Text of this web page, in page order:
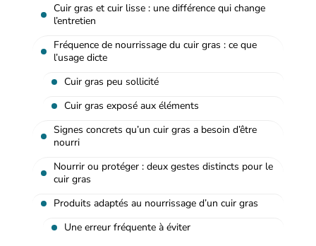
Cuir gras et cuir lisse : une différence qui change
l’entretien
Fréquence de nourrissage du cuir gras : ce que
l’usage dicte
Cuir gras peu sollicité
Cuir gras exposé aux éléments
Signes concrets qu’un cuir gras a besoin d’être
nourri
Nourrir ou protéger : deux gestes distincts pour le
cuir gras
Produits adaptés au nourrissage d’un cuir gras
Une erreur fréquente à éviter